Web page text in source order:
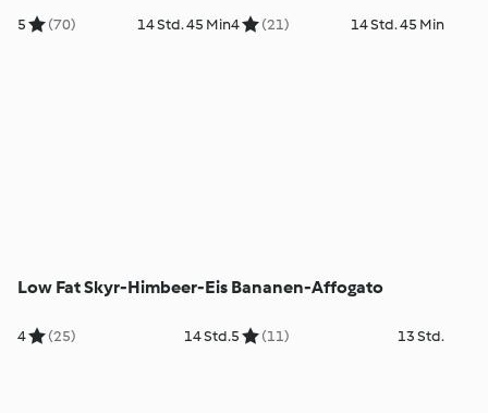
5 (70) 14 Std. 45 Min4 (21) 14 Std. 45 Min
Low Fat Skyr-Himbeer-Eis
4 (25) 14 Std.
Bananen-Affogato
5 (11) 13 Std.